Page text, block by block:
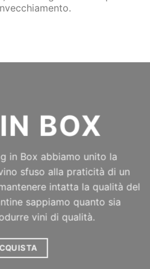
BOX
in Box abbiamo unito la
sfuso alla praticità di un
intatta la qualità del
sappiamo quanto sia
vini di qualità.